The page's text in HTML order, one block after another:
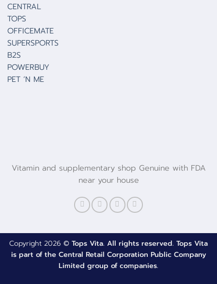
CENTRAL
TOPS
OFFICEMATE
SUPERSPORTS
B2S
POWERBUY
PET ‘N ME
Vitamin and supplementary shop Genuine with FDA
near your house
Copyright 2026 © Tops Vita. All rights reserved. Tops Vita
is part of the Central Retail Corporation Public Company
Limited group of companies.